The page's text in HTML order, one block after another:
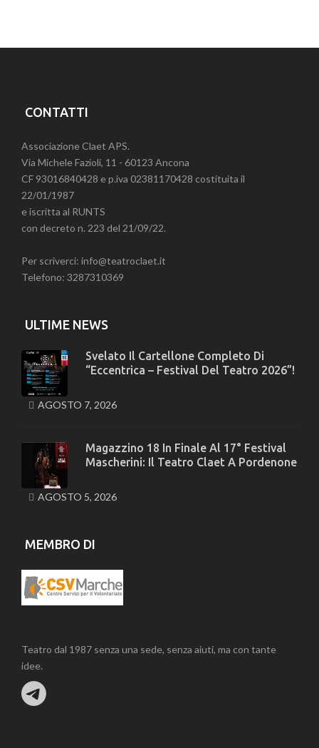
CONTATTI
Associazione Claet APS.
Via Michele Fazioli, 11 - 60123 Ancona
CF 93016840428 e p.iva 02381170428 costituita il
22/01/1987
e iscritta al RUNTS
con decreto n. 223 del 21/09/22.
Per scriverci: info@teatroclaet.it
Telefono: 3287310369
ULTIME NEWS
Svelato Il Cartellone Completo Di
“Eccentrica – Festival Del Teatro 2026”!
AGOSTO 7, 2026
Magazzino 18 In Finale Al 17° Festival
Mascherini: Il Teatro Claet A Pordenone
AGOSTO 5, 2026
MEMBRO DI
Teatro dal 1987 senza una sede, senza aiuti, ma con tante
idee.